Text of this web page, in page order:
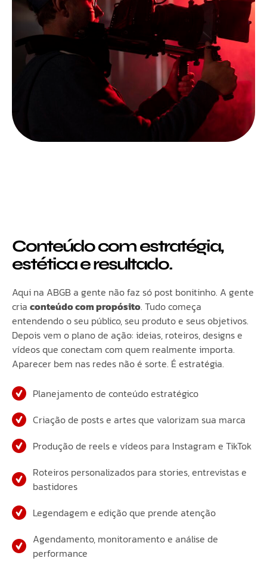
Conteúdo com estratégia,
estética e resultado.
Aqui na ABGB a gente não faz só post bonitinho. A gente
cria conteúdo com propósito. Tudo começa
entendendo o seu público, seu produto e seus objetivos.
Depois vem o plano de ação: ideias, roteiros, designs e
vídeos que conectam com quem realmente importa.
Aparecer bem nas redes não é sorte. É estratégia.
Planejamento de conteúdo estratégico
Criação de posts e artes que valorizam sua marca
Produção de reels e vídeos para Instagram e TikTok
Roteiros personalizados para stories, entrevistas e
bastidores
Legendagem e edição que prende atenção
Agendamento, monitoramento e análise de
performance